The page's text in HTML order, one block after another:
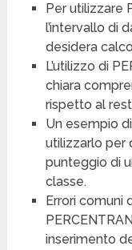
Per utilizzare
l’intervallo di
desidera
L’utilizzo di
chiara
rispetto al
Un esempio
utilizzarlo per
punteggio di
classe.
Errori comuni
inserimento